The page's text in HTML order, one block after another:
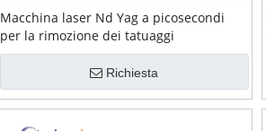
Macchina laser Nd Yag a picosecondi
per la rimozione dei tatuaggi
Richiesta